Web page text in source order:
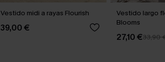
Vestido midi a rayas Flourish
39,00 €
Vestido largo
Blooms
27,10 €33,90